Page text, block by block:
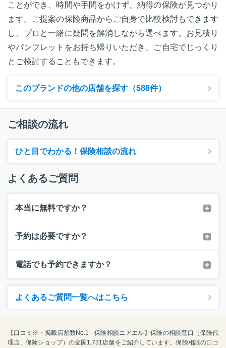
ことができ、時間や手間をかけず、納得の保険が見つかり
ます。ご提案の保険商品からご自身で比較検討もできます
し、プロと一緒に疑問を解消しながら選べます。お見積り
やパンフレットをお持ち帰りいただき、ご自宅でじっくり
とご検討することもできます。
このブランドの他の店舗を探す（588件）
ご相談の流れ
ひと目でわかる！保険相談の流れ
よくあるご質問
本当に無料ですか？
予約は必要ですか？
電話でも予約できますか？
よくあるご質問一覧へはこちら
【口コミ※・掲載店舗数No.1 - 保険相談ニアエル】保険の相談窓口（保険代
理店、保険ショップ）の全国1,731店舗をご紹介しています。保険相談の口コ